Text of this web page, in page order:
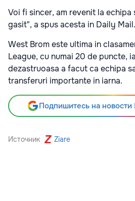
Voi fi sincer, am revenit la echipa
gasit", a spus acesta in Daily Mail.
West Brom este ultima in
League, cu numai 20 de puncte,
dezastruoasa a facut ca echipa
transferuri importante in iarna.
Подпишитесь на
Источник Ziare